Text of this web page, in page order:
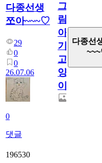
다종선생
쪼아~~~♡
29
0
0
26.07.06
0
댓글
그
림...
아
기
고
양
이
다종선
196530